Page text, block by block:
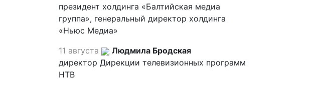
президент холдинга «Балтийская медиа
группа», генеральный директор холдинга
«Ньюс Медиа»
11 августа
Людмила Бродская
директор Дирекции телевизионных программ
НТВ